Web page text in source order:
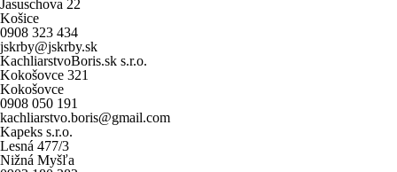
Jasuschova 22
Košice
0908 323 434
jskrby@jskrby.sk
KachliarstvoBoris.sk s.r.o.
Kokošovce 321
Kokošovce
0908 050 191
kachliarstvo.boris@gmail.com
Kapeks s.r.o.
Lesná 477/3
Nižná Myšľa